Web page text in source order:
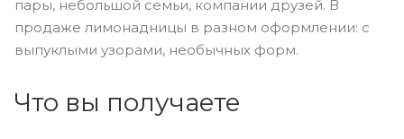
пары, небольшой семьи, компании друзей. В
продаже лимонадницы в разном оформлении: с
выпуклыми узорами, необычных форм.
Что вы получаете